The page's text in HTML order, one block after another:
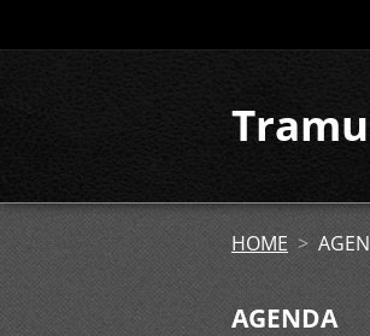
HOME >
AGENDA